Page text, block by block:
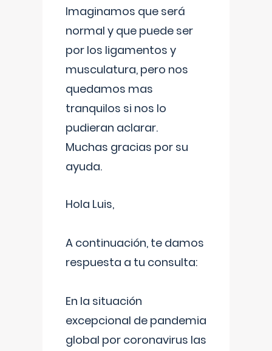
Imaginamos que será
normal y que puede ser
por los ligamentos y
musculatura, pero nos
quedamos mas
tranquilos si nos lo
pudieran aclarar.
Muchas gracias por su
ayuda.
Hola Luis,
A continuación, te damos
respuesta a tu consulta:
En la situación
excepcional de pandemia
global por coronavirus las